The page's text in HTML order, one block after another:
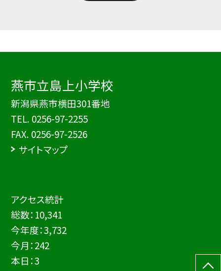
燕市立島上小学校
新潟県燕市横田301番地
TEL. 0256-97-2255
FAX. 0256-97-2526
サイトマップ
アクセス統計
総数： 10,341
今年度：3,732
今月：242
本日：3